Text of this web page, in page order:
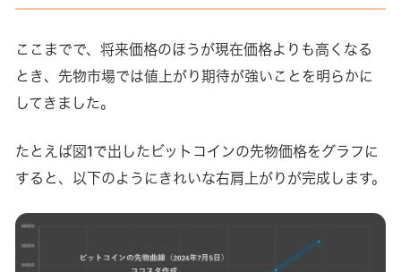
ここまでで、将来価格のほうが現在価格よりも高くなる
とき、先物市場では値上がり期待が強いことを明らかに
してきました。
たとえば図1で出したビットコインの先物価格をグラフに
すると、以下のようにきれいな右肩上がりが完成します。